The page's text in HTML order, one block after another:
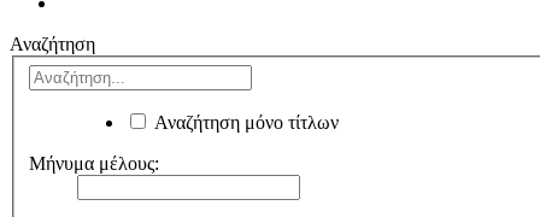
Αναζήτηση
Αναζήτηση μόνο τίτλων
Μήνυμα μέλους: